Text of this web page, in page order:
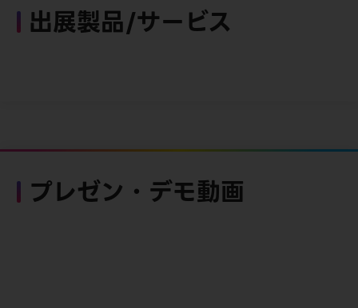
出展製品/サービス
プレゼン・デモ動画